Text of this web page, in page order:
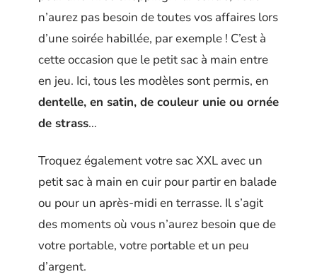
n’aurez pas besoin de toutes vos affaires lors
d’une soirée habillée, par exemple ! C’est à
cette occasion que le petit sac à main entre
en jeu. Ici, tous les modèles sont permis, en
dentelle, en satin, de couleur unie ou ornée
de strass…
Troquez également votre sac XXL avec un
petit sac à main en cuir pour partir en balade
ou pour un après-midi en terrasse. Il s’agit
des moments où vous n’aurez besoin que de
votre portable, votre portable et un peu
d’argent.